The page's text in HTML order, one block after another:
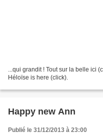
...qui grandit ! Tout sur la belle ici
Héloïse is here (click).
Happy new Ann
Publié le 31/12/2013 à 23:00